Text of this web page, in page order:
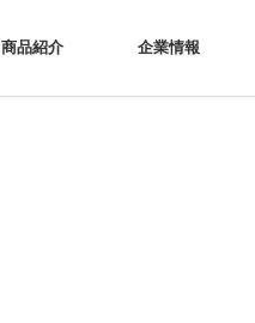
商品紹介 企業情報